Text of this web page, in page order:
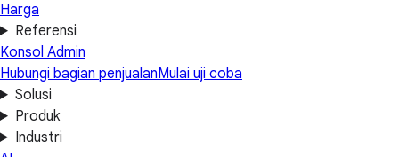
Harga
Referensi
Konsol Admin
Hubungi bagian penjualanMulai uji coba
Solusi
Produk
Industri